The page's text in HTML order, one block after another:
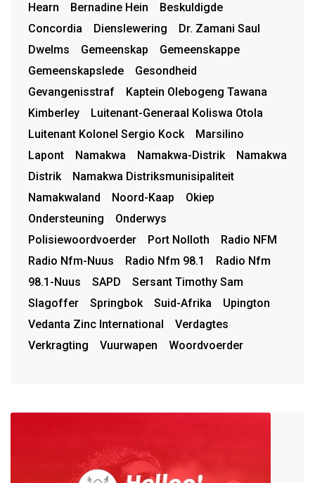
Hearn
Bernadine Hein
Beskuldigde
Concordia
Dienslewering
Dr. Zamani Saul
Dwelms
Gemeenskap
Gemeenskappe
Gemeenskapslede
Gesondheid
Gevangenisstraf
Kaptein Olebogeng Tawana
Kimberley
Luitenant-Generaal Koliswa Otola
Luitenant Kolonel Sergio Kock
Marsilino
Lapont
Namakwa Namakwa-Distrik
Namakwa
Distrik
Namakwa Distriksmunisipaliteit
Namakwaland
Noord-Kaap
Okiep
Ondersteuning
Onderwys
Polisiewoordvoerder
Port Nolloth
Radio NFM
Radio Nfm-Nuus
Radio Nfm 98.1
Radio Nfm
98.1-Nuus
SAPD
Sersant Timothy Sam
Slagoffer
Springbok Suid-Afrika
Upington
Vedanta Zinc International
Verdagtes
Verkragting
Vuurwapen Woordvoerder